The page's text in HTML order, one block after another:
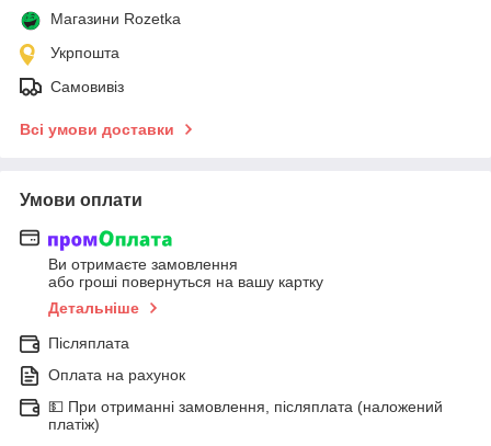
Магазини Rozetka
Укрпошта
Самовивіз
Всі умови доставки
Умови оплати
Ви отримаєте замовлення
або гроші повернуться на вашу картку
Детальніше
Післяплата
Оплата на рахунок
💵 При отриманні замовлення, післяплата (наложений
платіж)